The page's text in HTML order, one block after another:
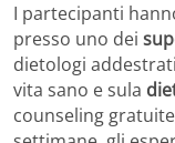
I partecipanti
presso uno dei
dietologi
vita sano e sula
counseling